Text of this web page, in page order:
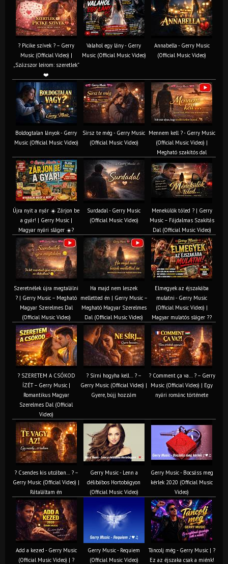
? Picike szívek ? – Gerry
Music (Official Video) |
„Százszor leírom: szeretlek”
❤️
Valahol egy lány - Gerry
Music (Official Music Video)
Annabella - Gerry Music
(Official Music Video)
Boldogtalan lányok - Gerry
Music (Official Music Video)
Sírsz te még - Gerry Music
(Official Music Video)
Mennem kell ? - Gerry Music
(Official Music Video) |
Megható szakítós dal
Újra nyit a nyár ☀️ Zárjon be
a gyár! | Gerry Music |
Magyar nyári sláger ☀️?
Surdadal - Gerry Music
(Official Music Video)
Menekülök tőled ? | Gerry
Music – Fájdalmas Szakítás
Dal (Official Music Video)
Szeretnélek újra megtalálni
? | Gerry Music – Megható
Magyar Szerelmes Dal
(Official Music Video)
Ha majd nem leszek
melletted én | Gerry Music –
Megható Magyar Szerelmes
Dal (Official Music Video)
Elmegyek az éjszakába
mulatni - Gerry Music
(Official Music Video) |
Magyar mulatós sláger ??
? SZERETEM A CSÓKOD
ÍZÉT – Gerry Music |
Romantikus Magyar
Szerelmes Dal (Official
Video)
? Sírni hogyha kell… ? –
Gerry Music (Official Video) |
Gyere, bújj hozzám
? Comment ça va… ? – Gerry
Music (Official Video) | Egy
nyári románc története
? Csendes kis utcában… ? –
Gerry Music (Official Video) |
Rátaláltam én
Gerry Music - Lenn a
délibábos Hortobágyon
(Official Music Video)
Gerry Music - Bocsáss meg
kérlek 2020 (Official Music
Video)
Add a kezed - Gerry Music
(Official Music Video) | ?
Gerry Music - Requiem
(Official Music Video)
Táncolj még - Gerry Music | ?
Ez az éjszaka csak a miénk!